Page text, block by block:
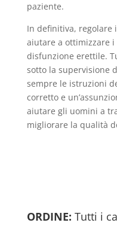
paziente.
In definitiva, regolare
aiutare a ottimizzare
disfunzione erettile.
sotto la supervisione
sempre le istruzioni
corretto e
aiutare gli uomini a
migliorare la qualità
ORDINE: Tutti i